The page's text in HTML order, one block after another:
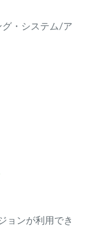
グ・システム/ア
ョンが利用でき